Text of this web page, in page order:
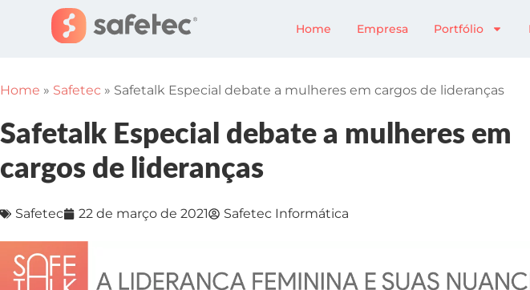
Home Empresa Portfólio
Home » Safetec » Safetalk Especial debate a mulheres em cargos de lideranças
Safetalk Especial debate a mulheres em
cargos de lideranças
Safetec 22 de março de 2021 Safetec Informática